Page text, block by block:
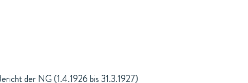
der NG (1.4.1926 bis 31.3.1927)